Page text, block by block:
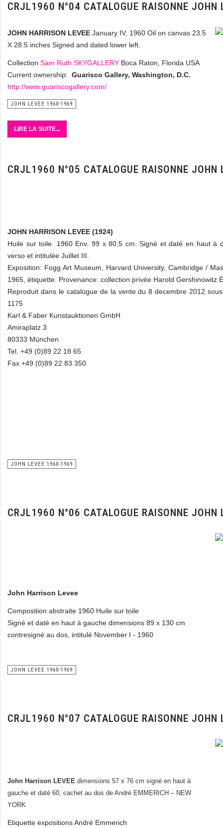
CRJL1960 N°04 CATALOGUE RAISONNE JOHN
JOHN HARRISON LEVEE January IV, 1960 Oil on canvas 23.5
X 28.5 inches Signed and dated lower left.
Collection Sam Ruth SKYGALLERY Boca Raton, Florida USA
Current ownership: Guarisco Gallery, Washington, D.C.
http://www.guariscogallery.com/
JOHN LEVEE 1960-1969
LIRE LA SUITE...
CRJL1960 N°05 CATALOGUE RAISONNE JOHN
JOHN HARRISON LEVEE (1924)
Huile sur toile. 1960 Env. 99 x 80,5 cm. Signé et daté en haut à
verso et intitulée Juillet III.
Exposition: Fogg Art Museum, Harvard University, Cambridge /
1965, étiquette. Provenance: collection privée Harold Gershinowitz
Reproduit dans le catalogue de la vente du 8 decembre 2012
1175
Karl & Faber Kunstauktionen GmbH
Amiraplatz 3
80333 München
Tel. +49 (0)89 22 18 65
Fax +49 (0)89 22 83 350
JOHN LEVEE 1960-1969
CRJL1960 N°06 CATALOGUE RAISONNE JOHN
John Harrison Levee
Composition abstraite 1960 Huile sur toile
Signé et daté en haut à gauche dimensions 89 x 130 cm
contresigné au dos, intitulé November I - 1960
JOHN LEVEE 1960-1969
CRJL1960 N°07 CATALOGUE RAISONNE JOHN
John Harrison LEVEE dimensions 57 x 76 cm signé en haut à
gauche et daté 60, cachet au dos de André EMMERICH – NEW
YORK
Etiquette expositions André Emmerich